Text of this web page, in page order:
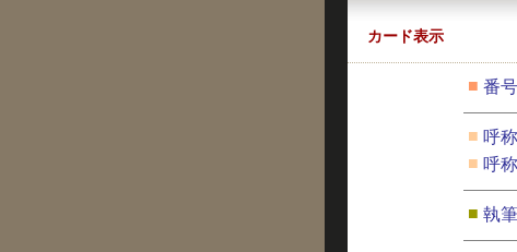
カード表示
■ 番号
■ 呼
■ 呼
■ 執